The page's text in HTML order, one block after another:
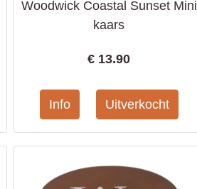
Woodwick Coastal Sunset Mini
kaars
€ 13.90